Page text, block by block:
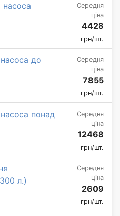
насоса
Середня
ціна
4428
грн/шт.
до
Середня
ціна
7855
грн/шт.
понад
Середня
ціна
12468
грн/шт.
л.)
Середня
ціна
2609
грн/шт.